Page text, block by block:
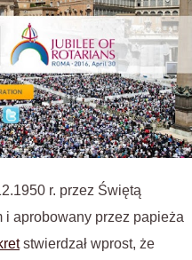
r. przez Świętą
i aprobowany przez papieża
stwierdzał wprost, że